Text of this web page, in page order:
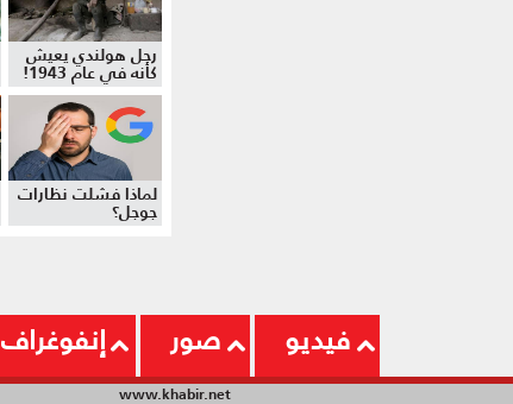
رجل هولندي يعيش
كأنه في عام 1943!
لماذا فشلت نظارات
جوجل؟
فيديو صور إنفوغراف
www.khabir.net